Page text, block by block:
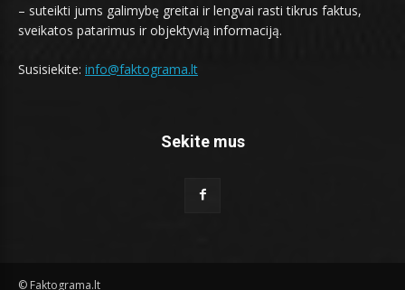
– suteikti jums galimybę greitai ir lengvai rasti tikrus faktus,
sveikatos patarimus ir objektyvią informaciją.
Susisiekite: info@faktograma.lt
Sekite mus
© Faktograma.lt